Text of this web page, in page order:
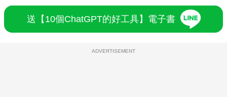
送【10個ChatGPT的好工具】電子書
ADVERTISEMENT